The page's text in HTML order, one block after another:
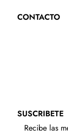
CONTACTO
SUSCRIBETE
Recibe las